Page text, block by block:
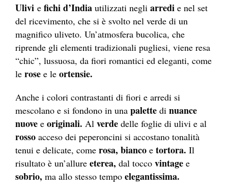
Ulivi e fichi d’India utilizzati negli arredi e nel set
del ricevimento, che si è svolto nel verde di un
magnifico uliveto. Un’atmosfera bucolica, che
riprende gli elementi tradizionali pugliesi, viene resa
“chic”, lussuosa, da fiori romantici ed eleganti, come
le rose e le ortensie.
Anche i colori contrastanti di fiori e arredi si
mescolano e si fondono in una palette di nuance
nuove e originali. Al verde delle foglie di ulivi e al
rosso acceso dei peperoncini si accostano tonalità
tenui e delicate, come rosa, bianco e tortora. Il
risultato è un’allure eterea, dal tocco vintage e
sobrio, ma allo stesso tempo elegantissima.